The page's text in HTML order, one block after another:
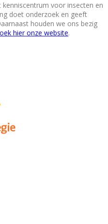
kenniscentrum voor insecten en
doet onderzoek en geeft
houden we ons bezig
hier onze website.